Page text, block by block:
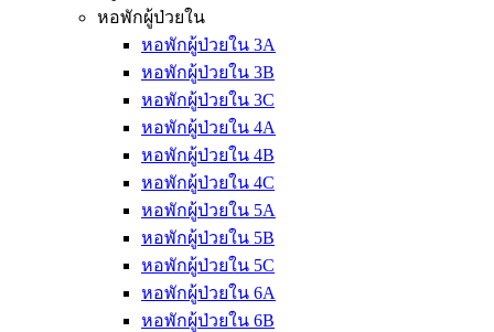
หอพักผู้ป่วยใน
หอพักผู้ป่วยใน 3A
หอพักผู้ป่วยใน 3B
หอพักผู้ป่วยใน 3C
หอพักผู้ป่วยใน 4A
หอพักผู้ป่วยใน 4B
หอพักผู้ป่วยใน 4C
หอพักผู้ป่วยใน 5A
หอพักผู้ป่วยใน 5B
หอพักผู้ป่วยใน 5C
หอพักผู้ป่วยใน 6A
หอพักผู้ป่วยใน 6B